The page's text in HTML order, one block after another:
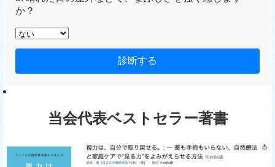
か？
診断する
当会代表ベストセラー著書